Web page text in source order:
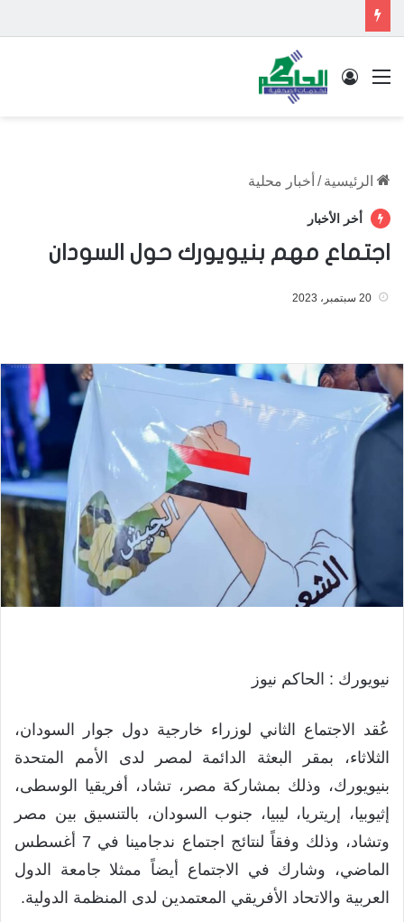
القائمة تسجيل الدخول
الرئيسية / أخبار محلية
أخر الأخبار
اجتماع مهم بنيويورك حول السودان
20 سبتمبر، 2023
نيويورك : الحاكم نيوز
عُقد الاجتماع الثاني لوزراء خارجية دول جوار السودان،
الثلاثاء، بمقر البعثة الدائمة لمصر لدى الأمم المتحدة
بنيويورك، وذلك بمشاركة مصر، تشاد، أفريقيا الوسطى،
إثيوبيا، إريتريا، ليبيا، جنوب السودان، بالتنسيق بين مصر
وتشاد، وذلك وفقاً لنتائج اجتماع ندجامينا في 7 أغسطس
الماضي، وشارك في الاجتماع أيضاً ممثلا جامعة الدول
العربية والاتحاد الأفريقي المعتمدين لدى المنظمة الدولية.